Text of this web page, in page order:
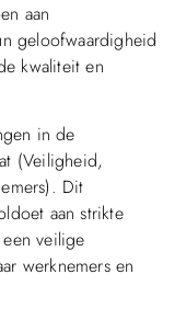
aan
geloofwaardigheid
kwaliteit en
in de
(Veiligheid,
Dit
aan strikte
veilige
werknemers en